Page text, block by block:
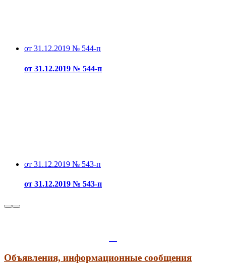
от 31.12.2019 № 544-п
от 31.12.2019 № 544-п
от 31.12.2019 № 543-п
от 31.12.2019 № 543-п
Объявления, информационные сообщения